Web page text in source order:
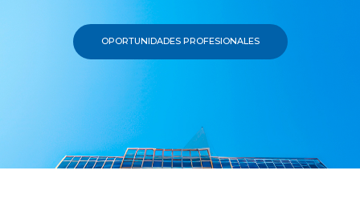
OPORTUNIDADES PROFESIONALES